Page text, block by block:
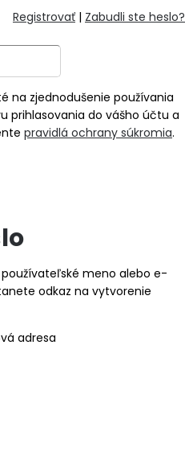
Registrovať | Zabudli ste heslo?
na zjednodušenie používania
prihlasovania do vášho účtu a
pravidlá ochrany súkromia.
meno alebo e-
odkaz na vytvorenie
adresa